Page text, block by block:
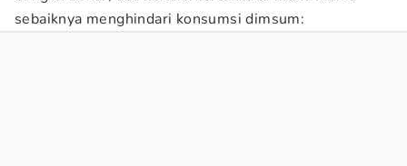
sebaiknya menghindari konsumsi dimsum: